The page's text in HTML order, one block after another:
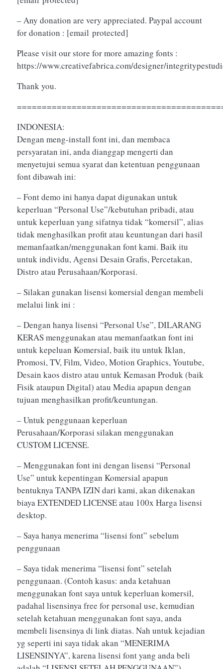
– Any donation are very appreciated. Paypal account
for donation : [email protected]
Please visit our store for more amazing fonts :
https://www.creativefabrica.com/designer/
Thank you.
INDONESIA:
Dengan meng-install font ini, dan membaca
persyaratan ini, anda dianggap mengerti dan
menyetujui semua syarat dan ketentuan penggunaan
font dibawah ini:
– Font demo ini hanya dapat digunakan untuk
keperluan “Personal Use”/kebutuhan pribadi, atau
untuk keperluan yang sifatnya tidak “komersil”, alias
tidak menghasilkan profit atau keuntungan dari hasil
memanfaatkan/menggunakan font kami. Baik itu
untuk individu, Agensi Desain Grafis, Percetakan,
Distro atau Perusahaan/Korporasi.
– Silakan gunakan lisensi komersial dengan membeli
melalui link ini :
– Dengan hanya lisensi “Personal Use”, DILARANG
KERAS menggunakan atau memanfaatkan font ini
untuk kepeluan Komersial, baik itu untuk Iklan,
Promosi, TV, Film, Video, Motion Graphics, Youtube,
Desain kaos distro atau untuk Kemasan Produk (baik
Fisik ataupun Digital) atau Media apapun dengan
tujuan menghasilkan profit/keuntungan.
– Untuk penggunaan keperluan
Perusahaan/Korporasi silakan menggunakan
CUSTOM LICENSE.
– Menggunakan font ini dengan lisensi “Personal
Use” untuk kepentingan Komersial apapun
bentuknya TANPA IZIN dari kami, akan dikenakan
biaya EXTENDED LICENSE atau 100x Harga lisensi
desktop.
– Saya hanya menerima “lisensi font” sebelum
penggunaan
– Saya tidak menerima “lisensi font” setelah
penggunaan. (Contoh kasus: anda ketahuan
menggunakan font saya untuk keperluan komersil,
padahal lisensinya free for personal use, kemudian
setelah ketahuan menggunakan font saya, anda
membeli lisensinya di link diatas. Nah untuk kejadian
yg seperti ini saya tidak akan “MENERIMA
LISENSINYA”, karena lisensi font yang anda beli